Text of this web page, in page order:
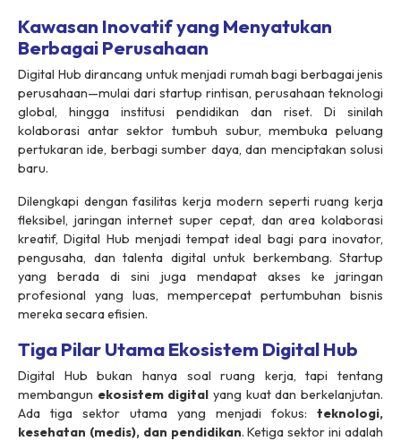
Kawasan Inovatif yang Menyatukan
Berbagai Perusahaan
Digital Hub dirancang untuk menjadi rumah bagi berbagai jenis
perusahaan—mulai dari startup rintisan, perusahaan teknologi
global, hingga institusi pendidikan dan riset. Di sinilah
kolaborasi antar sektor tumbuh subur, membuka peluang
pertukaran ide, berbagi sumber daya, dan menciptakan solusi
baru.
Dilengkapi dengan fasilitas kerja modern seperti ruang kerja
fleksibel, jaringan internet super cepat, dan area kolaborasi
kreatif, Digital Hub menjadi tempat ideal bagi para inovator,
pengusaha, dan talenta digital untuk berkembang. Startup
yang berada di sini juga mendapat akses ke jaringan
profesional yang luas, mempercepat pertumbuhan bisnis
mereka secara efisien.
Tiga Pilar Utama Ekosistem Digital Hub
Digital Hub bukan hanya soal ruang kerja, tapi tentang
membangun ekosistem digital yang kuat dan berkelanjutan.
Ada tiga sektor utama yang menjadi fokus: teknologi,
kesehatan (medis), dan pendidikan. Ketiga sektor ini adalah